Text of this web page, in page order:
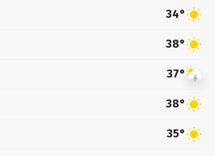
34°
38°
37°
38°
35°